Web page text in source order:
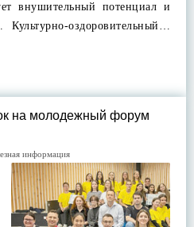
внушительный потенциал и
Культурно-оздоровительный…
на молодежный форум
информация